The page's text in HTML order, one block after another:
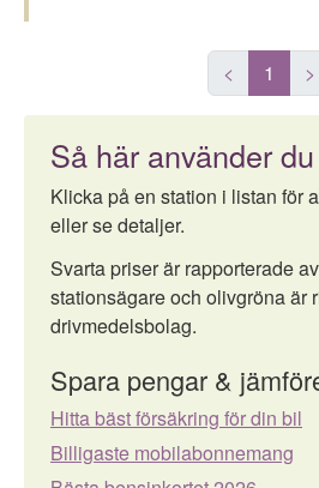
< 1 >
Så här använder
Klicka på en station i listan för
eller se detaljer.
Svarta priser är rapporterade
stationsägare och olivgröna är
drivmedelsbolag.
Spara pengar &
Hitta bäst försäkring för din bil
Billigaste mobilabonnemang